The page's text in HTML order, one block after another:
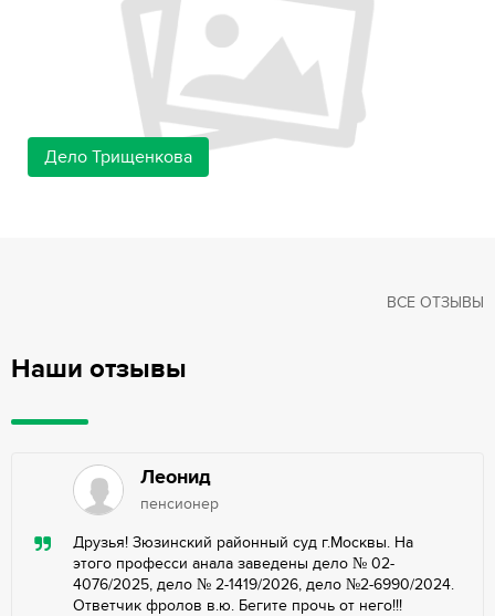
Дело Трищенкова
Наши отзывы
ВСЕ ОТЗЫВЫ
Леонид
пенсионер
Друзья! Зюзинский районный суд г.Москвы. На
этого професси анала заведены дело № 02-
4076/2025, дело № 2-1419/2026, дело №2-6990/2024.
Ответчик фролов в.ю. Бегите прочь от него!!!